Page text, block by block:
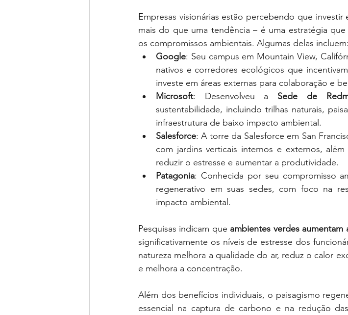
Empresas visionárias estão percebendo que
mais do que uma tendência – é uma estratégia
os compromissos ambientais. Algumas delas incluem:
Google: Seu campus em Mountain View,
nativos e corredores ecológicos que
investe em áreas externas para colaboração e
Microsoft: Desenvolveu a Sede de
sustentabilidade, incluindo trilhas naturais,
infraestrutura de baixo impacto ambiental.
Salesforce: A torre da Salesforce em San
com jardins verticais internos e externos,
reduzir o estresse e aumentar a produtividade.
Patagonia: Conhecida por seu compromisso
regenerativo em suas sedes, com foco na
impacto ambiental.
Pesquisas indicam que ambientes verdes
significativamente os níveis de estresse dos
natureza melhora a qualidade do ar, reduz o calor
e melhora a concentração.
Além dos benefícios individuais, o paisagismo
essencial na captura de carbono e na redução